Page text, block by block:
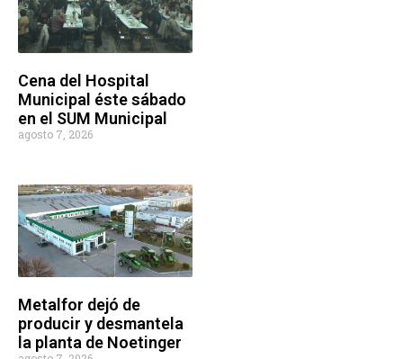
Cena del Hospital
Municipal éste sábado
en el SUM Municipal
agosto 7, 2026
Metalfor dejó de
producir y desmantela
la planta de Noetinger